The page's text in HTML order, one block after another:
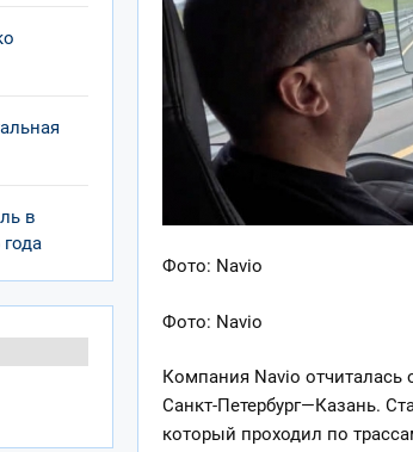
Фото: Navio
Фото: Navio
Компания Navio отчиталась
Санкт-Петербург—Казань.
который проходил по
в